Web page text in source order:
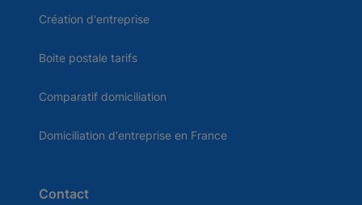
Création d'entreprise
Boite postale tarifs
Comparatif domiciliation
Domiciliation d'entreprise en France
Contact